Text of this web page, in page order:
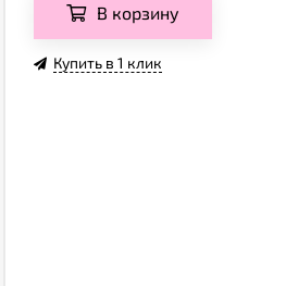
В корзину
Купить в 1 клик